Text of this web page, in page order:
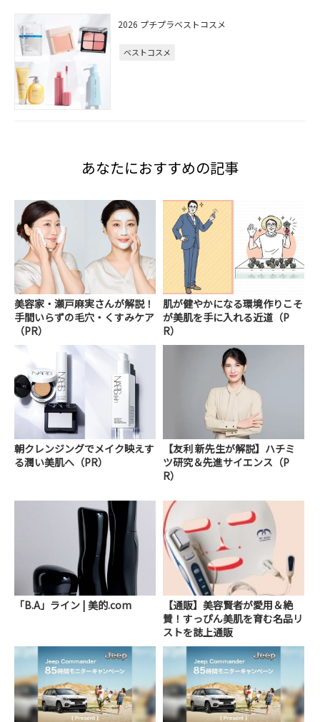
2026 プチプラベストコスメ
ベストコスメ
あなたにおすすめの記事
美容家・瀬戸麻実さんが解説！
手間いらずの毛穴・くすみケア
（PR）
肌が健やかになる環境作りこそ
が美肌を手に入れる近道（P
R）
朝クレンジングでメイク映えす
る潤い美肌へ（PR）
【友利 新先生が解説】ハチミ
ツ研究＆先進サイエンス（P
R）
「B.A」ライン | 美的.com
【通販】美容賢者が愛用＆絶
賛！すっぴん美肌を育む名品リ
ストを誌上通販